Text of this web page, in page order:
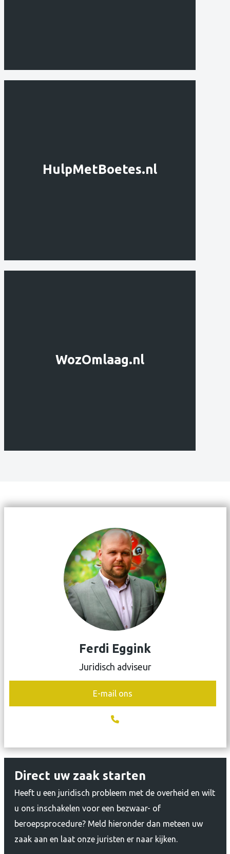
HulpMetBoetes.nl
WozOmlaag.nl
Ferdi Eggink
Juridisch adviseur
E-mail ons
Direct uw zaak starten
Heeft u een juridisch probleem met de overheid en wilt
u ons inschakelen voor een bezwaar- of
beroepsprocedure? Meld hieronder dan meteen uw
zaak aan en laat onze juristen er naar kijken.